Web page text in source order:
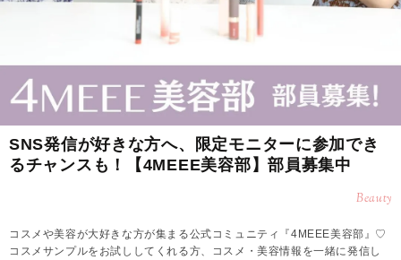
SNS発信が好きな方へ、限定モニターに参加でき
るチャンスも！【4MEEE美容部】部員募集中
Beauty
コスメや美容が大好きな方が集まる公式コミュニティ『4MEEE美容部』♡
コスメサンプルをお試ししてくれる方、コスメ・美容情報を一緒に発信し